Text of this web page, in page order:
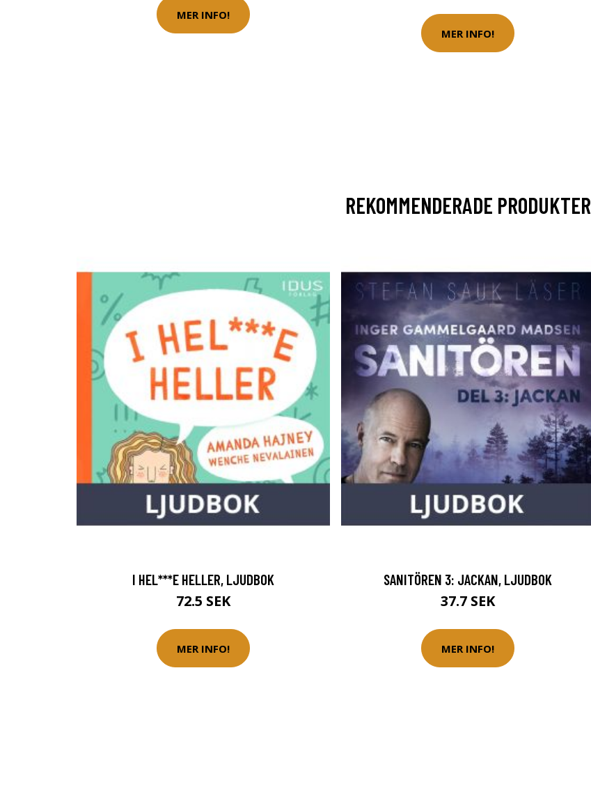
MER INFO!
MER INFO!
REKOMMENDERADE PRODUKTER
I HEL***E HELLER, LJUDBOK
72.5 SEK
MER INFO!
SANITÖREN 3: JACKAN, LJUDBOK
37.7 SEK
MER INFO!